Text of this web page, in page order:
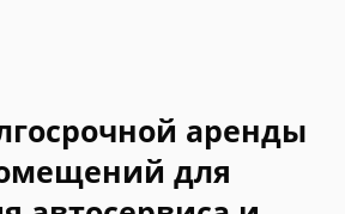
аренды
для